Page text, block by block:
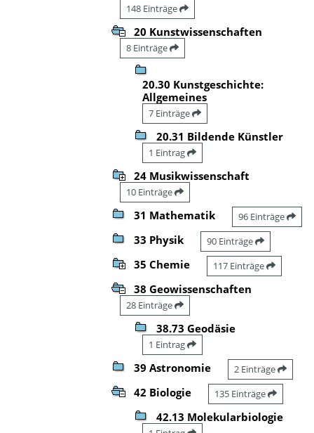
148 Einträge
20 Kunstwissenschaften
8 Einträge
20.30 Kunstgeschichte:
Allgemeines
7 Einträge
20.31 Bildende Künstler
1 Eintrag
24 Musikwissenschaft
10 Einträge
31 Mathematik 96 Einträge
33 Physik 90 Einträge
35 Chemie 117 Einträge
38 Geowissenschaften
28 Einträge
38.73 Geodäsie
1 Eintrag
39 Astronomie 2 Einträge
42 Biologie 135 Einträge
42.13 Molekularbiologie